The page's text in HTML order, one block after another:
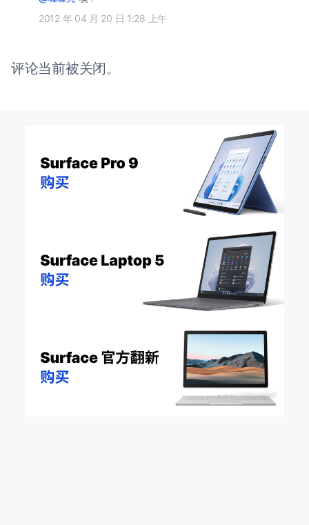
2012 年 04 月 20 日 1:28 上午
评论当前被关闭。